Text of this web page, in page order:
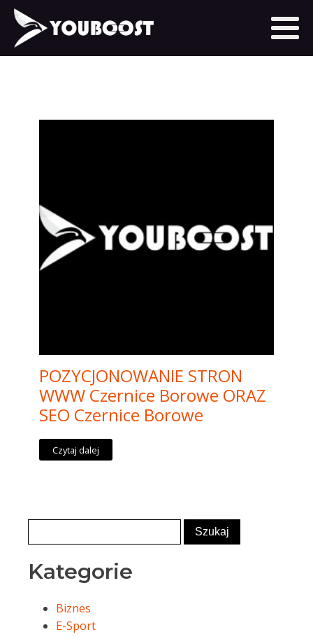
POZYCJONOWANIE STRON
WWW Czernice Borowe ORAZ
SEO Czernice Borowe
Czytaj dalej
Kategorie
Biznes
E-Sport